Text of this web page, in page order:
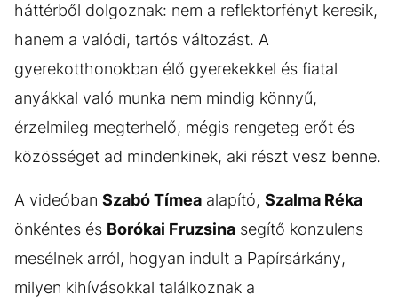
háttérből dolgoznak: nem a reflektorfényt keresik,
hanem a valódi, tartós változást. A
gyerekotthonokban élő gyerekekkel és fiatal
anyákkal való munka nem mindig könnyű,
érzelmileg megterhelő, mégis rengeteg erőt és
közösséget ad mindenkinek, aki részt vesz benne.
A videóban Szabó Tímea alapító, Szalma Réka
önkéntes és Borókai Fruzsina segítő konzulens
mesélnek arról, hogyan indult a Papírsárkány,
milyen kihívásokkal találkoznak a